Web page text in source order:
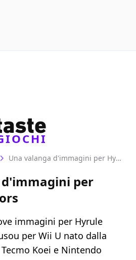
Una valanga d'immagini per Hyrule Warriors
per
immagini per Hyrule
per Wii U nato dalla
Koei e Nintendo